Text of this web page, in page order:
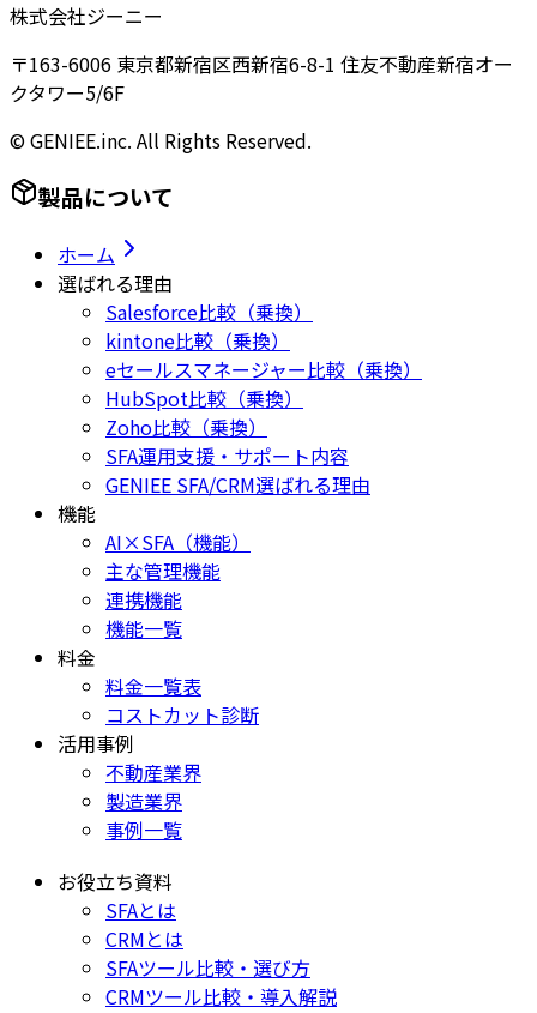
株式会社ジーニー
〒163-6006 東京都新宿区西新宿6-8-1 住友不動産新宿オー
クタワー5/6F
© GENIEE.inc. All Rights Reserved.
製品について
ホーム
選ばれる理由
Salesforce比較（乗換）
kintone比較（乗換）
eセールスマネージャー比較（乗換）
HubSpot比較（乗換）
Zoho比較（乗換）
SFA運用支援・サポート内容
GENIEE SFA/CRM選ばれる理由
機能
AI×SFA（機能）
主な管理機能
連携機能
機能一覧
料金
料金一覧表
コストカット診断
活用事例
不動産業界
製造業界
事例一覧
お役立ち資料
SFAとは
CRMとは
SFAツール比較・選び方
CRMツール比較・導入解説